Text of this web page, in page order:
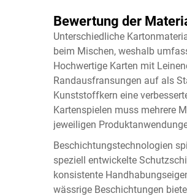
Bewertung der
Unterschiedliche
beim Mischen, weshalb
Hochwertige Karten mit
Randausfransungen auf als
Kunststoffkern eine
Kartenspielen muss mehrere
jeweiligen
Beschichtungstechnologien
speziell entwickelte
konsistente
wässrige Beschichtungen